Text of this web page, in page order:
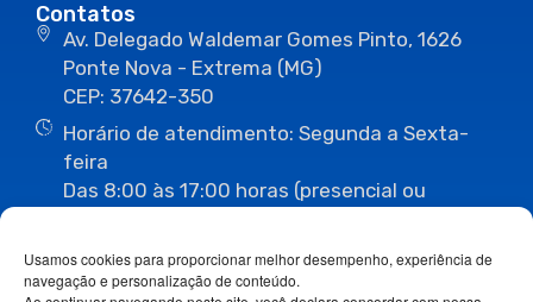
Usamos cookies para proporcionar melhor desempenho, experiência de
navegação e personalização de conteúdo.
Contatos
Av. Delegado Waldemar Gomes Pinto, 1626
Ponte Nova - Extrema (MG)
CEP: 37642-350
Horário de atendimento: Segunda a Sexta-
feira
Das 8:00 às 17:00 horas (presencial ou
(35) 3435-1112 (35) 3435-3063
ouvidoria@camaraextrema.mg.gov.br